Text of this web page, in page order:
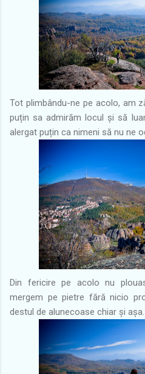
Tot plimbându-ne pe acolo, am
puțin sa admirăm locul și să
alergat puțin ca nimeni să nu ne
Din fericire pe acolo nu
mergem pe pietre fără nicio
destul de alunecoase chiar și așa.